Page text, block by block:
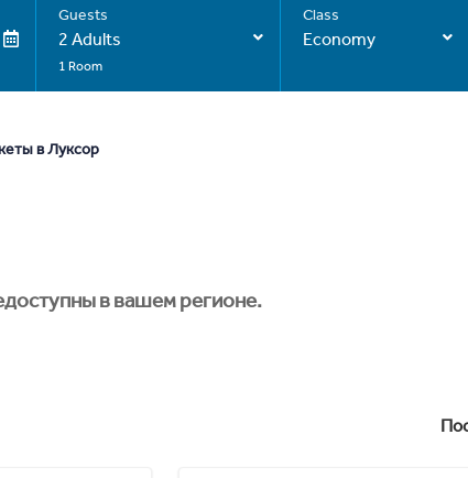
Guests
2 Adults
1 Room
Class
Economy
в Луксор
в вашем регионе.